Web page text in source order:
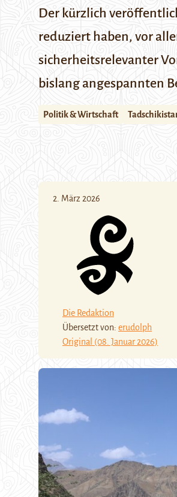
Der kürzlich
reduziert haben, vor
sicherheitsrelevanter
bislang angespannten
Politik & Wirtschaft
2. März 2026
Die Redaktion
Übersetzt von: erudolph
Original (08. Januar 2026)